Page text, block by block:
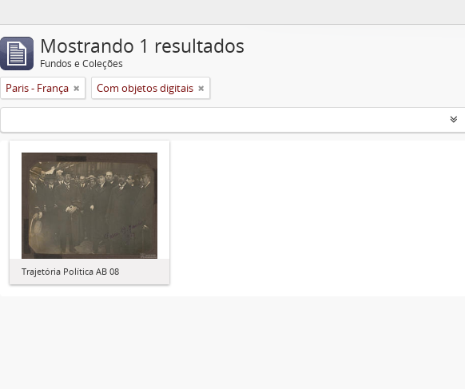
Mostrando 1 resultados
Fundos e Coleções
Paris - França Com objetos digitais
Trajetória Política AB 08